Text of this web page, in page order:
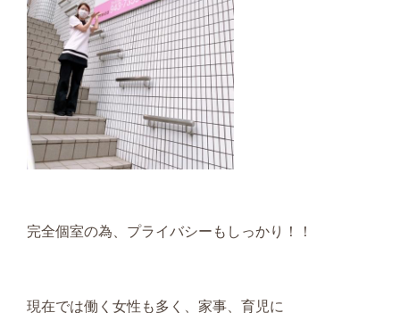
完全個室の為、プライバシーもしっかり！！
現在では働く女性も多く、家事、育児に